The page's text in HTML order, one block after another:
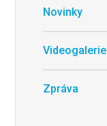
Novinky
Videogalerie
Zpráva